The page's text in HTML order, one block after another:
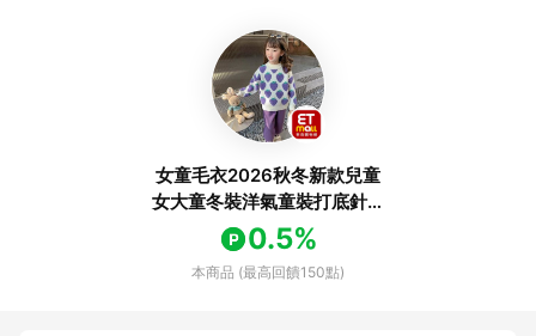
女童毛衣2026秋冬新款兒童
女大童冬裝洋氣童裝打底針織
衫春季上衣
0.5%
本商品 (最高回饋150點)